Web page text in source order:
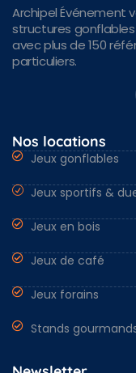
Archipel Événement
structures
avec plus de 150
particuliers.
Nos locations
Jeux gonflables
Jeux sportifs &
Jeux en bois
Jeux de café
Jeux forains
Stands